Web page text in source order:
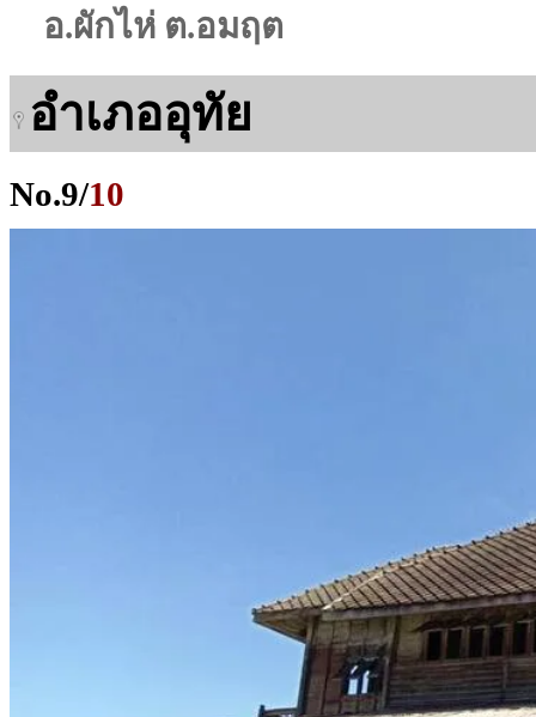
อ.ผักไห่ ต.อมฤต
อำเภออุทัย
No.9/10